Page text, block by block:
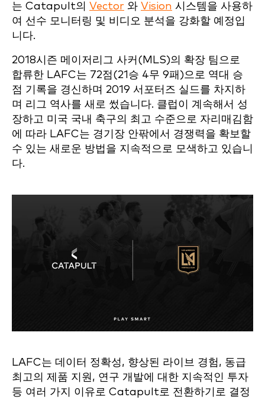
는 Catapult의 Vector 와 Vision 시스템을 사용하
여 선수 모니터링 및 비디오 분석을 강화할 예정입
니다.
2018시즌 메이저리그 사커(MLS)의 확장 팀으로
합류한 LAFC는 72점(21승 4무 9패)으로 역대 승
점 기록을 경신하며 2019 서포터즈 실드를 차지하
며 리그 역사를 새로 썼습니다. 클럽이 계속해서 성
장하고 미국 국내 축구의 최고 수준으로 자리매김함
에 따라 LAFC는 경기장 안팎에서 경쟁력을 확보할
수 있는 새로운 방법을 지속적으로 모색하고 있습니
다.
LAFC는 데이터 정확성, 향상된 라이브 경험, 동급
최고의 제품 지원, 연구 개발에 대한 지속적인 투자
등 여러 가지 이유로 Catapult로 전환하기로 결정